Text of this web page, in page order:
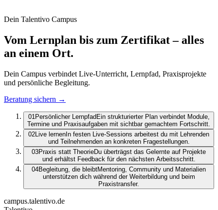
Dein Talentivo Campus
Vom Lernplan bis zum Zertifikat – alles
an einem Ort.
Dein Campus verbindet Live-Unterricht, Lernpfad, Praxisprojekte
und persönliche Begleitung.
Beratung sichern →
01Persönlicher Lernpfad Ein strukturierter Plan verbindet Module,
Termine und Praxisaufgaben mit sichtbar gemachtem Fortschritt.
02Live lernen In festen Live-Sessions arbeitest du mit Lehrenden
und Teilnehmenden an konkreten Fragestellungen.
03Praxis statt TheorieDu überträgst das Gelernte auf Projekte
und erhältst Feedback für den nächsten Arbeitsschritt.
04Begleitung, die bleibtMentoring, Community und Materialien
unterstützen dich während der Weiterbildung und beim
Praxistransfer.
campus.talentivo.de